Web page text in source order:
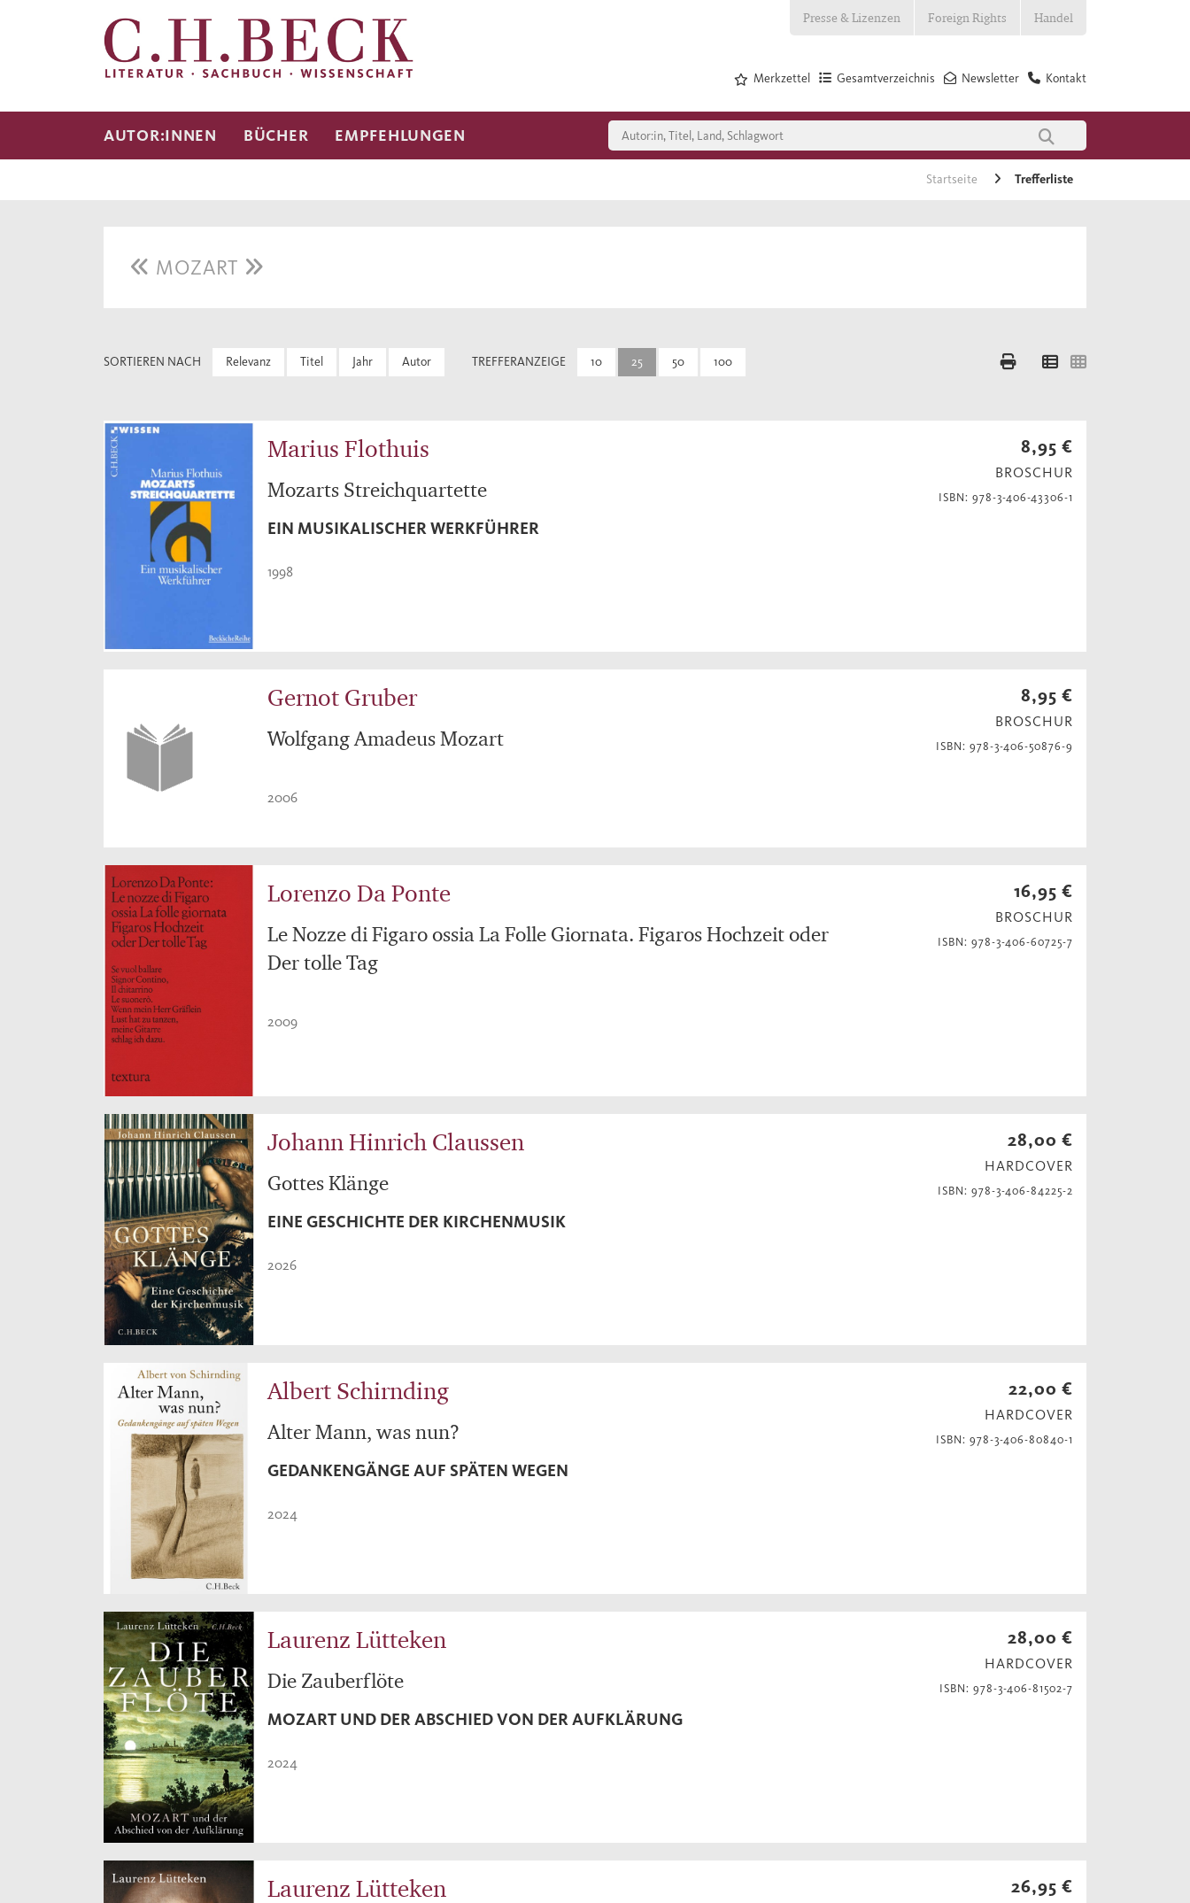
Presse & Lizenzen Foreign Rights Handel
Kontakt
Newsletter
Gesamtverzeichnis
Merkzettel
AUTOR:INNEN BÜCHER EMPFEHLUNGEN
Startseite Trefferliste
MOZART
SORTIEREN NACH Relevanz Titel Jahr Autor TREFFERANZEIGE 10 25 50 100
Marius Flothuis
Mozarts Streichquartette
EIN MUSIKALISCHER WERKFÜHRER
1998
8,95 €
BROSCHUR
ISBN: 978-3-406-43306-1
Gernot Gruber
Wolfgang Amadeus Mozart
2006
8,95 €
BROSCHUR
ISBN: 978-3-406-50876-9
Lorenzo Da Ponte
Le Nozze di Figaro ossia La Folle Giornata. Figaros Hochzeit oder
Der tolle Tag
2009
16,95 €
BROSCHUR
ISBN: 978-3-406-60725-7
Johann Hinrich Claussen
Gottes Klänge
EINE GESCHICHTE DER KIRCHENMUSIK
2026
28,00 €
HARDCOVER
ISBN: 978-3-406-84225-2
Albert Schirnding
Alter Mann, was nun?
GEDANKENGÄNGE AUF SPÄTEN WEGEN
2024
22,00 €
HARDCOVER
ISBN: 978-3-406-80840-1
Laurenz Lütteken
Die Zauberflöte
MOZART UND DER ABSCHIED VON DER AUFKLÄRUNG
2024
28,00 €
HARDCOVER
ISBN: 978-3-406-81502-7
Laurenz Lütteken 26,95 €